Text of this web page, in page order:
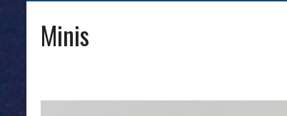
Minis